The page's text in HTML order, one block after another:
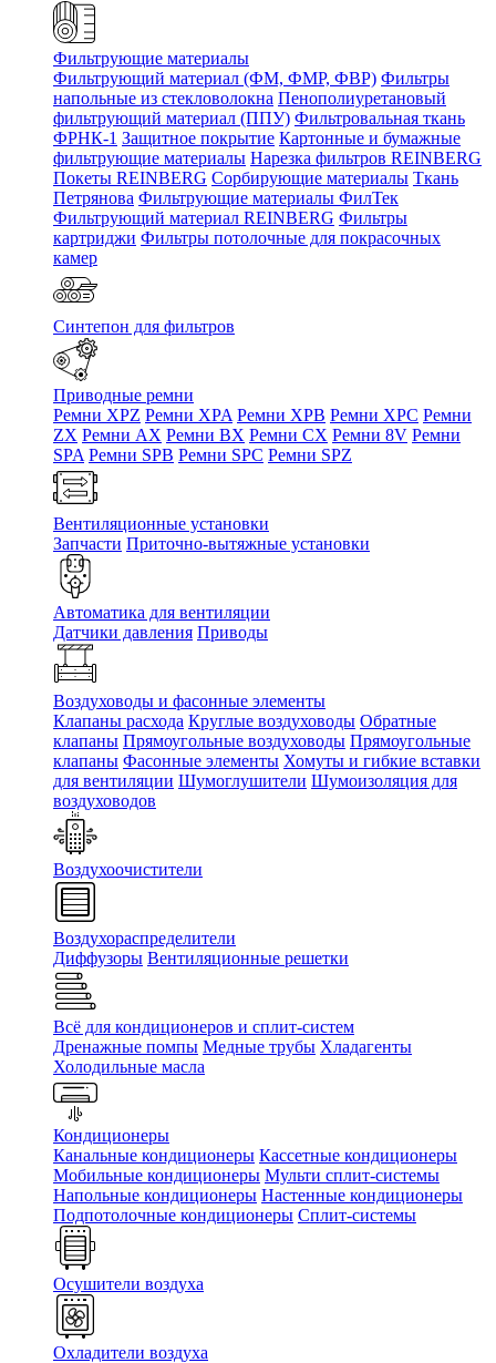
Фильтрующие материалы
Фильтрующий материал (ФМ, ФМР, ФВР) Фильтры
напольные из стекловолокна Пенополиуретановый
фильтрующий материал (ППУ) Фильтровальная ткань
ФРНК-1 Защитное покрытие Картонные и бумажные
фильтрующие материалы Нарезка фильтров REINBERG
Покеты REINBERG Сорбирующие материалы Ткань
Петрянова Фильтрующие материалы ФилТек
Фильтрующий материал REINBERG Фильтры
картриджи Фильтры потолочные для покрасочных
камер
Синтепон для фильтров
Приводные ремни
Ремни XPZ Ремни XPA Ремни XPB Ремни XPC Ремни
ZX Ремни AX Ремни BX Ремни CX Ремни 8V Ремни
SPA Ремни SPB Ремни SPC Ремни SPZ
Вентиляционные установки
Запчасти Приточно-вытяжные установки
Автоматика для вентиляции
Датчики давления Приводы
Воздуховоды и фасонные элементы
Клапаны расхода Круглые воздуховоды Обратные
клапаны Прямоугольные воздуховоды Прямоугольные
клапаны Фасонные элементы Хомуты и гибкие вставки
для вентиляции Шумоглушители Шумоизоляция для
воздуховодов
Воздухоочистители
Воздухораспределители
Диффузоры Вентиляционные решетки
Всё для кондиционеров и сплит-систем
Дренажные помпы Медные трубы Хладагенты
Холодильные масла
Кондиционеры
Канальные кондиционеры Кассетные кондиционеры
Мобильные кондиционеры Мульти сплит-системы
Напольные кондиционеры Настенные кондиционеры
Подпотолочные кондиционеры Сплит-системы
Осушители воздуха
Охладители воздуха